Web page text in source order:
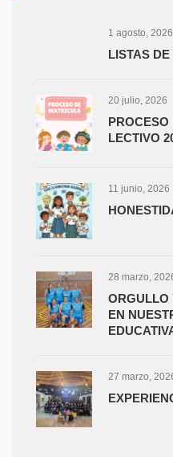
1 agosto, 2026
LISTAS DE
20 julio, 2026
PROCESO
LECTIVO
11 junio, 2026
28 marzo,
ORGULLO
EN
27 marzo,